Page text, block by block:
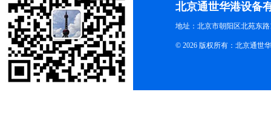
北京通世华港设备
地址：北京市朝阳区北苑东路
© 2026 版权所有：北京通世